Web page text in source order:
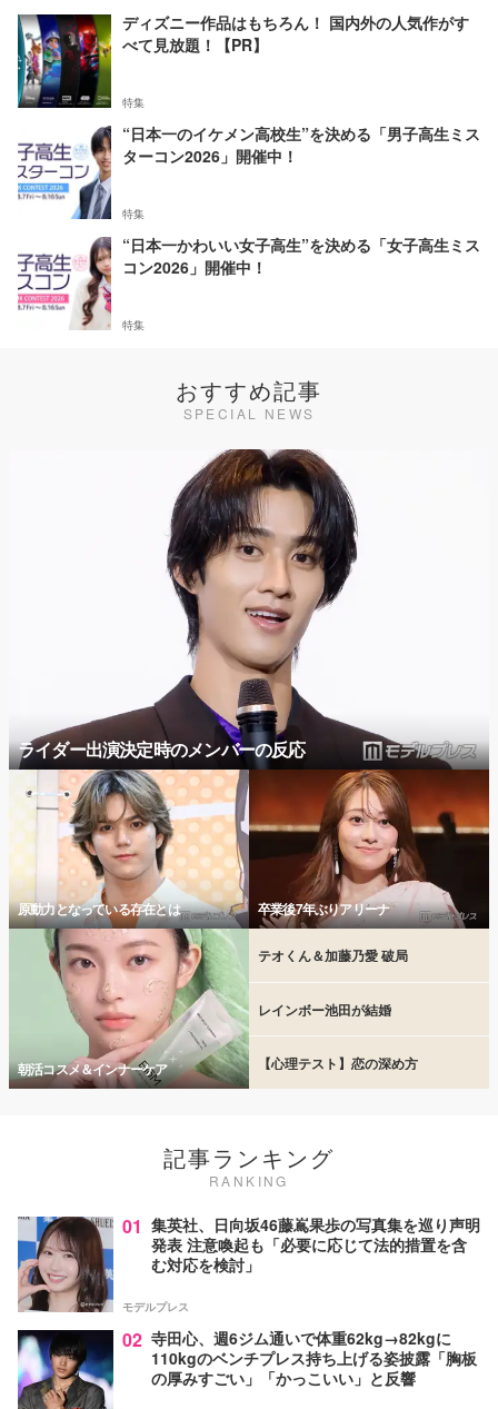
ディズニー作品はもちろん！ 国内外の人気作がす
べて見放題！【PR】
特集
“日本一のイケメン高校生”を決める「男子高生ミス
ターコン2026」開催中！
特集
“日本一かわいい女子高生”を決める「女子高生ミス
コン2026」開催中！
特集
おすすめ記事
SPECIAL NEWS
ライダー出演決定時のメンバーの反応
原動力となっている存在とは 卒業後7年ぶりアリーナ
朝活コスメ＆インナーケア
テオくん＆加藤乃愛 破局
レインボー池田が結婚
【心理テスト】恋の深め方
記事ランキング
RANKING
01 集英社、日向坂46藤嶌果歩の写真集を巡り声明
発表 注意喚起も「必要に応じて法的措置を含
む対応を検討」
モデルプレス
02 寺田心、週6ジム通いで体重62kg→82kgに
110kgのベンチプレス持ち上げる姿披露「胸板
の厚みすごい」「かっこいい」と反響